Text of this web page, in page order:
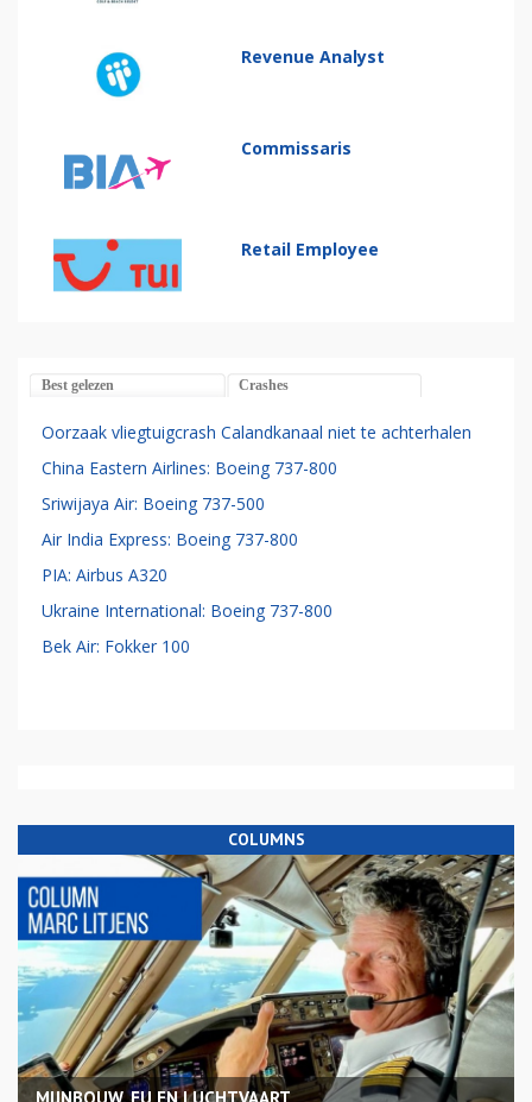
Revenue Analyst
Commissaris
Retail Employee
Best gelezen Crashes
Oorzaak vliegtuigcrash Calandkanaal niet te achterhalen
China Eastern Airlines: Boeing 737-800
Sriwijaya Air: Boeing 737-500
Air India Express: Boeing 737-800
PIA: Airbus A320
Ukraine International: Boeing 737-800
Bek Air: Fokker 100
COLUMNS